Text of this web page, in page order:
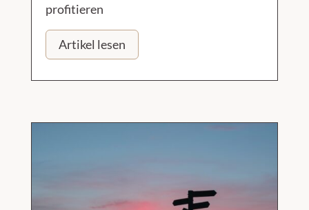
profitieren
Artikel lesen